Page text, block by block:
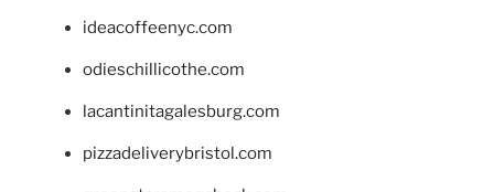
ideacoffeenyc.com
odieschillicothe.com
lacantinitagalesburg.com
pizzadeliverybristol.com